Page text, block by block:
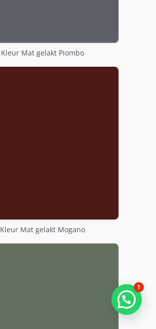
Kleur Mat gelakt Piombo
Kleur Mat gelakt Mogano
1